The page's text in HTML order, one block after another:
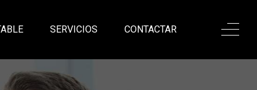
SERVICIOS CONTACTAR